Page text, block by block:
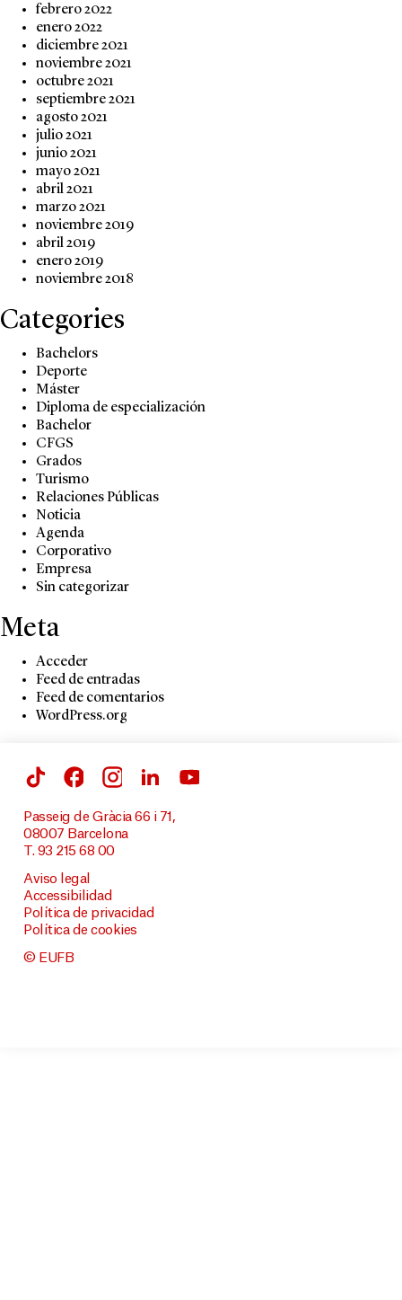
febrero 2022
enero 2022
diciembre 2021
noviembre 2021
octubre 2021
septiembre 2021
agosto 2021
julio 2021
junio 2021
mayo 2021
abril 2021
marzo 2021
noviembre 2019
abril 2019
enero 2019
noviembre 2018
Categories
Bachelors
Deporte
Máster
Diploma de especialización
Bachelor
CFGS
Grados
Turismo
Relaciones Públicas
Noticia
Agenda
Corporativo
Empresa
Sin categorizar
Meta
Acceder
Feed de entradas
Feed de comentarios
WordPress.org
Passeig de Gràcia 66 i 71,
08007 Barcelona
T. 93 215 68 00
Aviso legal
Accessibilidad
Política de privacidad
Política de cookies
© EUFB